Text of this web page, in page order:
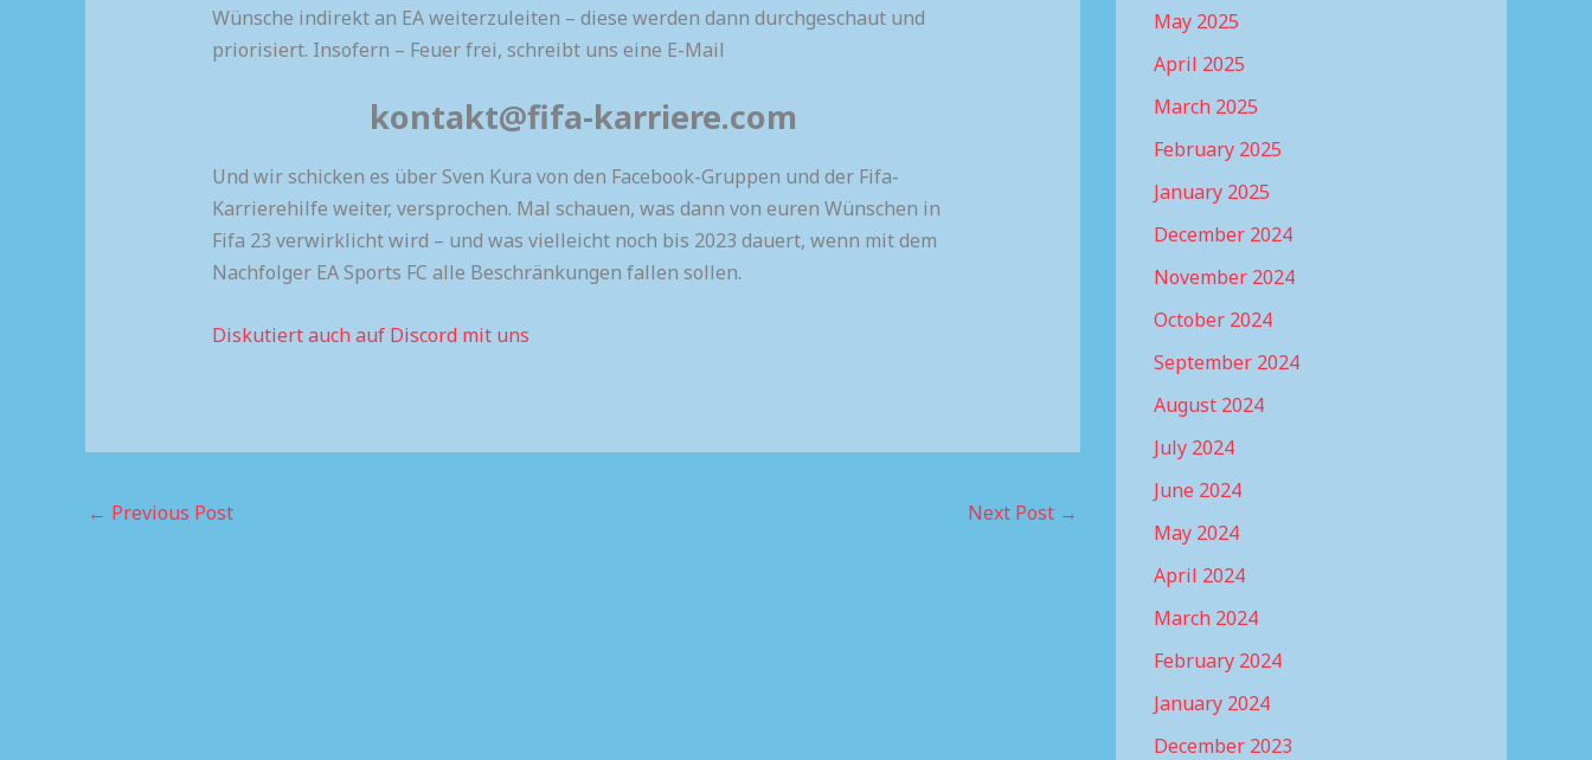
Wünsche indirekt an EA weiterzuleiten – diese werden dann durchgeschaut und
priorisiert. Insofern – Feuer frei, schreibt uns eine E-Mail
kontakt@fifa-karriere.com
Und wir schicken es über Sven Kura von den Facebook-Gruppen und der Fifa-
Karrierehilfe weiter, versprochen. Mal schauen, was dann von euren Wünschen in
Fifa 23 verwirklicht wird – und was vielleicht noch bis 2023 dauert, wenn mit dem
Nachfolger EA Sports FC alle Beschränkungen fallen sollen.
Diskutiert auch auf Discord mit uns
← Previous Post Next Post →
May 2025
April 2025
March 2025
February 2025
January 2025
December 2024
November 2024
October 2024
September 2024
August 2024
July 2024
June 2024
May 2024
April 2024
March 2024
February 2024
January 2024
December 2023